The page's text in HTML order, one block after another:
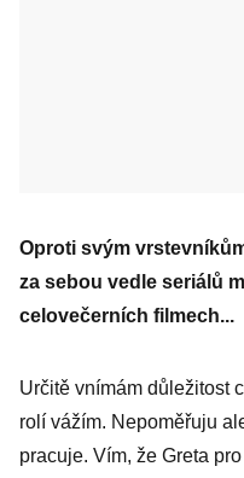
Oproti svým
za sebou vedle seriálů
celovečerních filmech...
Určitě vnímám důležitost
rolí vážím. Nepoměřuju
pracuje. Vím, že Greta